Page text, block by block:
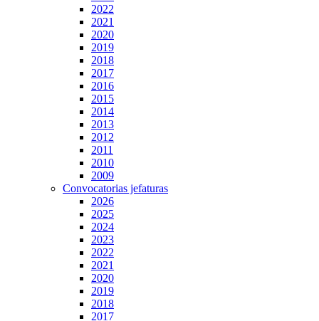
2022
2021
2020
2019
2018
2017
2016
2015
2014
2013
2012
2011
2010
2009
Convocatorias jefaturas
2026
2025
2024
2023
2022
2021
2020
2019
2018
2017